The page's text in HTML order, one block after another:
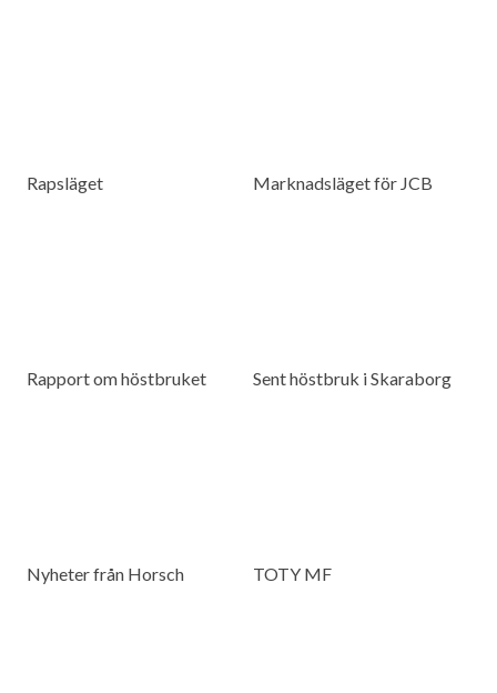
Rapsläget Marknadsläget för JCB
Rapport om höstbruket Sent höstbruk i Skaraborg
Nyheter från Horsch TOTY MF